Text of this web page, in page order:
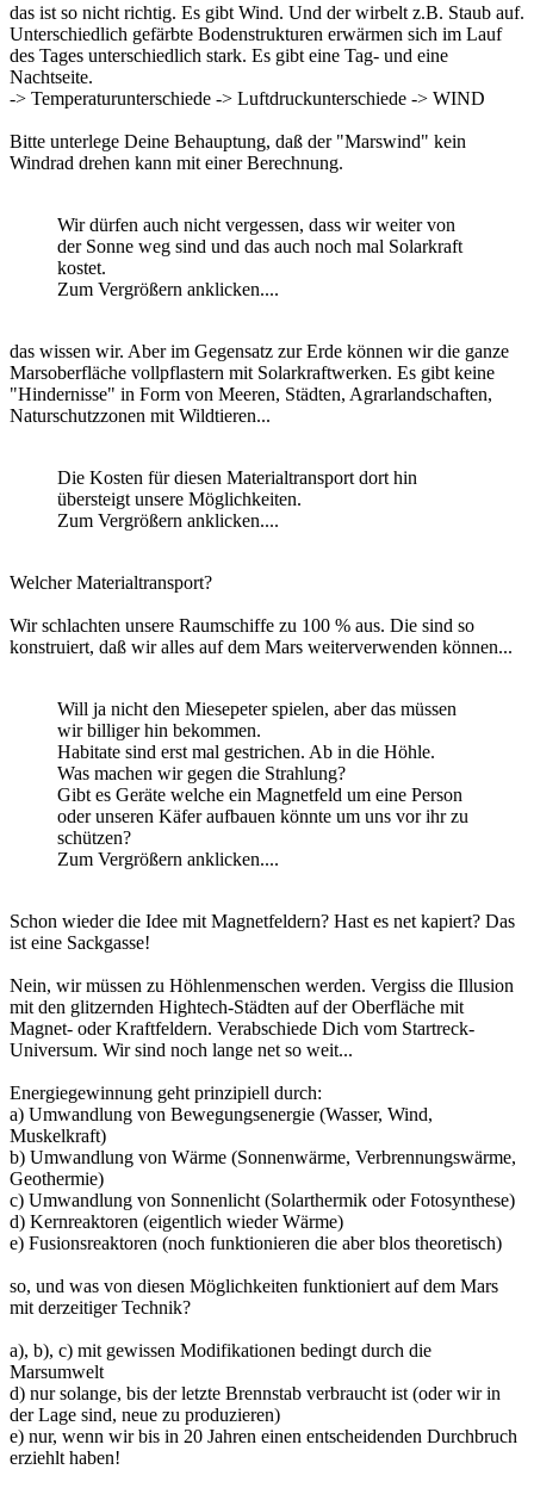
das ist so nicht richtig. Es gibt Wind. Und der wirbelt z.B. Staub auf.
Unterschiedlich gefärbte Bodenstrukturen erwärmen sich im Lauf
des Tages unterschiedlich stark. Es gibt eine Tag- und eine
Nachtseite.
-> Temperaturunterschiede -> Luftdruckunterschiede -> WIND
Bitte unterlege Deine Behauptung, daß der "Marswind" kein
Windrad drehen kann mit einer Berechnung.
Wir dürfen auch nicht vergessen, dass wir weiter von
der Sonne weg sind und das auch noch mal Solarkraft
kostet.
Zum Vergrößern anklicken....
das wissen wir. Aber im Gegensatz zur Erde können wir die ganze
Marsoberfläche vollpflastern mit Solarkraftwerken. Es gibt keine
"Hindernisse" in Form von Meeren, Städten, Agrarlandschaften,
Naturschutzzonen mit Wildtieren...
Die Kosten für diesen Materialtransport dort hin
übersteigt unsere Möglichkeiten.
Zum Vergrößern anklicken....
Welcher Materialtransport?
Wir schlachten unsere Raumschiffe zu 100 % aus. Die sind so
konstruiert, daß wir alles auf dem Mars weiterverwenden können...
Will ja nicht den Miesepeter spielen, aber das müssen
wir billiger hin bekommen.
Habitate sind erst mal gestrichen. Ab in die Höhle.
Was machen wir gegen die Strahlung?
Gibt es Geräte welche ein Magnetfeld um eine Person
oder unseren Käfer aufbauen könnte um uns vor ihr zu
schützen?
Zum Vergrößern anklicken....
Schon wieder die Idee mit Magnetfeldern? Hast es net kapiert? Das
ist eine Sackgasse!
Nein, wir müssen zu Höhlenmenschen werden. Vergiss die Illusion
mit den glitzernden Hightech-Städten auf der Oberfläche mit
Magnet- oder Kraftfeldern. Verabschiede Dich vom Startreck-
Universum. Wir sind noch lange net so weit...
Energiegewinnung geht prinzipiell durch:
a) Umwandlung von Bewegungsenergie (Wasser, Wind,
Muskelkraft)
b) Umwandlung von Wärme (Sonnenwärme, Verbrennungswärme,
Geothermie)
c) Umwandlung von Sonnenlicht (Solarthermik oder Fotosynthese)
d) Kernreaktoren (eigentlich wieder Wärme)
e) Fusionsreaktoren (noch funktionieren die aber blos theoretisch)
so, und was von diesen Möglichkeiten funktioniert auf dem Mars
mit derzeitiger Technik?
a), b), c) mit gewissen Modifikationen bedingt durch die
Marsumwelt
d) nur solange, bis der letzte Brennstab verbraucht ist (oder wir in
der Lage sind, neue zu produzieren)
e) nur, wenn wir bis in 20 Jahren einen entscheidenden Durchbruch
erziehlt haben!